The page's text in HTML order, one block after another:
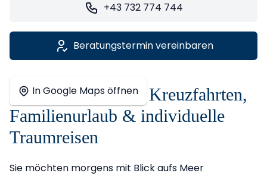
+43 732 774 744
Beratungstermin vereinbaren
+
−
In Google Maps öffnen
Reisebüro Linz für Kreuzfahrten,
Familienurlaub & individuelle
Traumreisen
Sie möchten morgens mit Blick aufs Meer